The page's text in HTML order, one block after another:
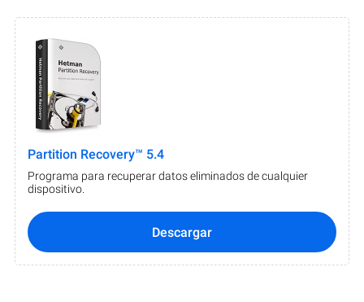
Partition Recovery™ 5.4
Programa para recuperar datos eliminados de cualquier
dispositivo.
Descargar